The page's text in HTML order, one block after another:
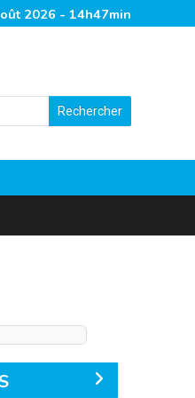
2026 - 14h47min
Rechercher